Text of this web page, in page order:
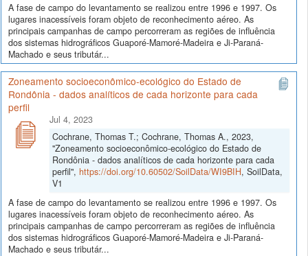
A fase de campo do levantamento se realizou entre 1996 e 1997. Os
lugares inacessíveis foram objeto de reconhecimento aéreo. As
principais campanhas de campo percorreram as regiões de influência
dos sistemas hidrográficos Guaporé-Mamoré-Madeira e Ji-Paraná-
Machado e seus tributár...
Zoneamento socioeconômico-ecológico do Estado de
Rondônia - dados analíticos de cada horizonte para cada
perfil
Jul 4, 2023
Cochrane, Thomas T.; Cochrane, Thomas A., 2023,
"Zoneamento socioeconômico-ecológico do Estado de
Rondônia - dados analíticos de cada horizonte para cada
perfil", https://doi.org/10.60502/SoilData/WI9BIH, SoilData,
V1
A fase de campo do levantamento se realizou entre 1996 e 1997. Os
lugares inacessíveis foram objeto de reconhecimento aéreo. As
principais campanhas de campo percorreram as regiões de influência
dos sistemas hidrográficos Guaporé-Mamoré-Madeira e Ji-Paraná-
Machado e seus tributár...